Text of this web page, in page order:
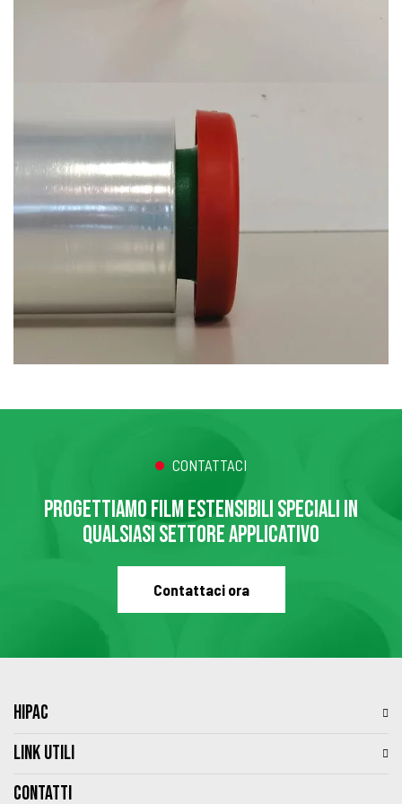
CONTATTACI
PROGETTIAMO FILM ESTENSIBILI SPECIALI IN
QUALSIASI SETTORE APPLICATIVO
Contattaci ora
HIPAC
LINK UTILI
Contatti